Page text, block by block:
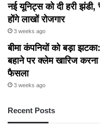
नई यूनिट्स को दी हरी
होंगे लाखों रोजगार
3 weeks ago
बीमा कंपनियों को बड़ा
बहाने पर क्लेम खारिज
फैसला
3 weeks ago
Recent Posts